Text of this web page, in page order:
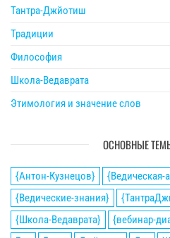
Тантра-Джйотиш
Традиции
Философия
Школа-Ведаврата
Этимология и значение слов
ОСНОВНЫЕ
{Антон-Кузнецов}
{Ведическая-
{Ведические-знания}
{Школа-Ведаврата}
{вебинар-